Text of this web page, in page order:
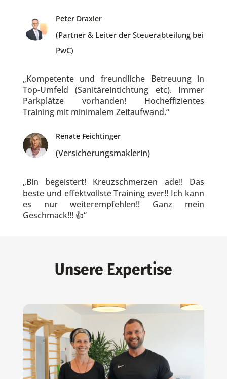
Peter Draxler
(Partner & Leiter der Steuerabteilung bei
PwC)
„Kompetente und freundliche Betreuung in
Top-Umfeld (Sanitäreintichtung etc). Immer
Parkplätze vorhanden! Hocheffizientes
Training mit minimalem Zeitaufwand.“
Renate Feichtinger
(Versicherungsmaklerin)
„Bin begeistert! Kreuzschmerzen ade!! Das
beste und effektvollste Training ever!! Ich kann
es nur weiterempfehlen!! Ganz mein
Geschmack!!! 👍“
Unsere Expertise